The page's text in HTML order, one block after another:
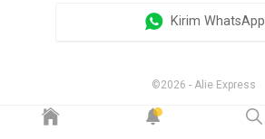
Kirim WhatsApp
©2026 - Alie Express